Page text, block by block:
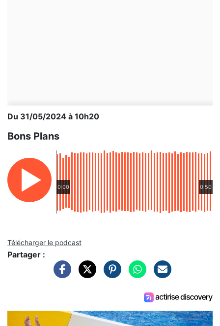
Du 31/05/2024 à 10h20
Bons Plans
0:00 0:50
Télécharger le podcast
Partager :